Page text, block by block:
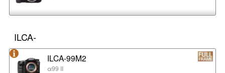
ILCA-
ILCA-99M2
α99 II